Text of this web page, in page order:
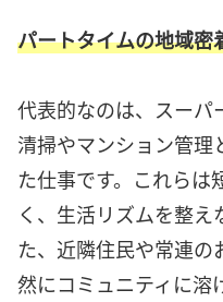
パートタイムの地域密
代表的なのは、スーパ
清掃やマンション管理
た仕事です。これらは
く、生活リズムを整え
た、近隣住民や常連の
然にコミュニティに溶